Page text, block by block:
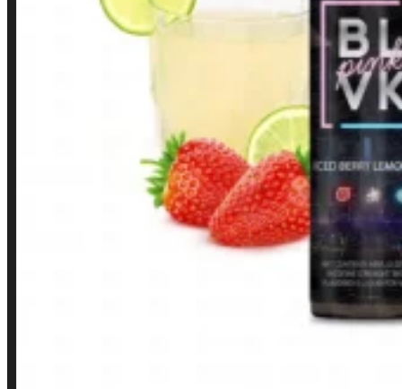
Política de Privacidade
Política de Frete e Pagamento
Política de Garantia, Reembolso e Devolução